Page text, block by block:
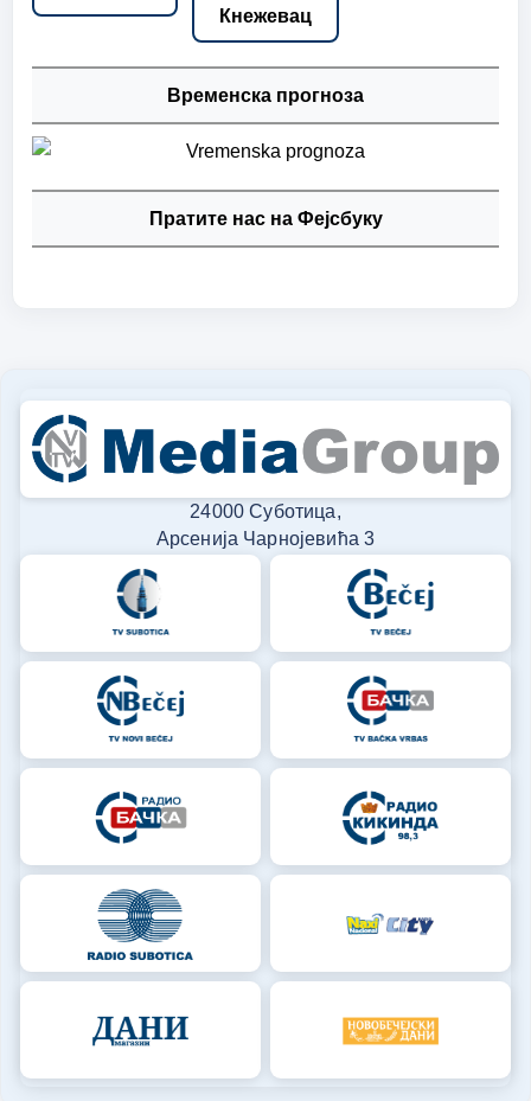
Кнежевац
Временска прогноза
Пратите нас на Фејсбуку
24000 Суботица,
Арсенија Чарнојевића 3